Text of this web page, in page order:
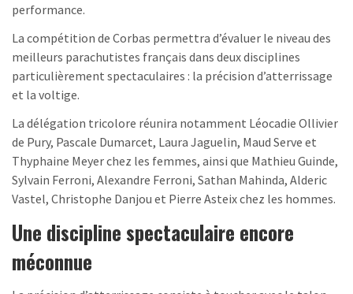
performance.
La compétition de Corbas permettra d’évaluer le niveau des
meilleurs parachutistes français dans deux disciplines
particulièrement spectaculaires : la précision d’atterrissage
et la voltige.
La délégation tricolore réunira notamment Léocadie Ollivier
de Pury, Pascale Dumarcet, Laura Jaguelin, Maud Serve et
Thyphaine Meyer chez les femmes, ainsi que Mathieu Guinde,
Sylvain Ferroni, Alexandre Ferroni, Sathan Mahinda, Alderic
Vastel, Christophe Danjou et Pierre Asteix chez les hommes.
Une discipline spectaculaire encore
méconnue